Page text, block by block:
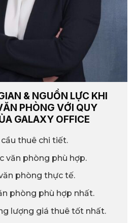
& NGUỒN LỰC KHI
PHÒNG VỚI QUY
GALAXY OFFICE
thuê chi tiết.
văn phòng phù hợp.
phòng thực tế.
phòng phù hợp nhất.
lượng giá thuê tốt nhất.